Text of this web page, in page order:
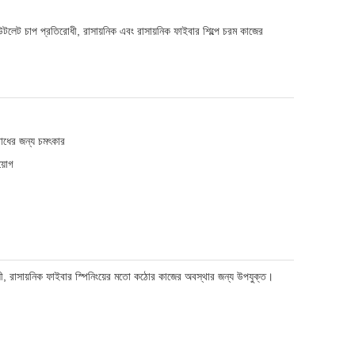
প্রতিরোধী, রাসায়নিক এবং রাসায়নিক ফাইবার শিল্পে চরম কাজের
জন্য চমৎকার
রাসায়নিক ফাইবার স্পিনিংয়ের মতো কঠোর কাজের অবস্থার জন্য উপযুক্ত।